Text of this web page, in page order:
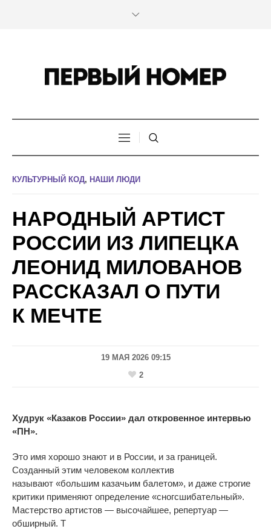
КУЛЬТУРНЫЙ КОД, НАШИ ЛЮДИ
НАРОДНЫЙ АРТИСТ
РОССИИ ИЗ ЛИПЕЦКА
ЛЕОНИД МИЛОВАНОВ
РАССКАЗАЛ О ПУТИ
К МЕЧТЕ
19 МАЯ 2026 09:15
2
Худрук «Казаков России» дал откровенное интервью
«ПН».
Это имя хорошо знают и в России, и за границей.
Созданный этим человеком коллектив
называют «большим казачьим балетом», и даже строгие
критики применяют определение «сногсшибательный».
Мастерство артистов — высочайшее, репертуар —
обширный. Т